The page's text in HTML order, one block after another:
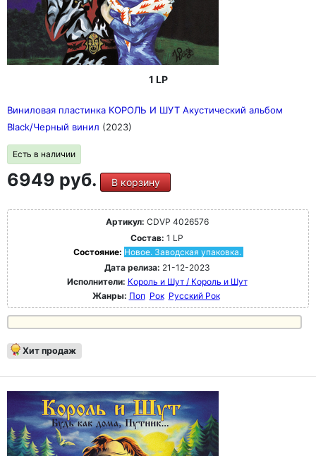
1 LP
Виниловая пластинка КОРОЛЬ И ШУТ Акустический альбом
Black/Черный винил (2023)
Есть в наличии
6949 руб. В корзину
Артикул: CDVP 4026576
Состав: 1 LP
Состояние: Новое. Заводская упаковка.
Дата релиза: 21-12-2023
Исполнители: Король и Шут / Король и Шут
Жанры: Поп Рок Русский Рок
Хит продаж